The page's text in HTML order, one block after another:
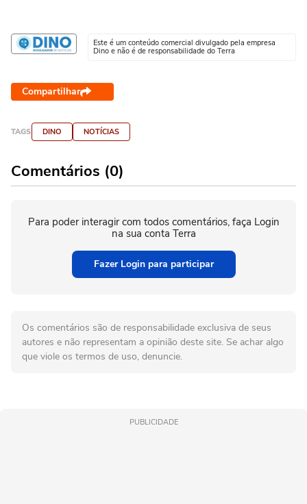
Este é um conteúdo comercial divulgado pela empresa
Dino e não é de responsabilidade do Terra
Compartilhar
TAGS DINO NOTÍCIAS
Comentários (0)
Para poder interagir com todos comentários, faça Login
na sua conta Terra
Fazer Login para participar
Os comentários são de responsabilidade exclusiva de seus
autores e não representam a opinião deste site. Se achar algo
que viole os termos de uso, denuncie.
PUBLICIDADE